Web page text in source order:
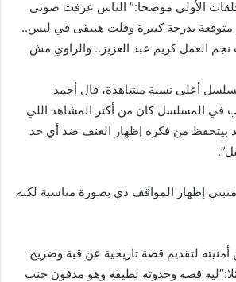
الأولى موضحا:” الناس عرفت صوتي
بدرجة كبيرة وقلت هيبقى في لبس..
العمل كريم عبد العزيز.. والراوي مش
أعلى نسبة مشاهدة، قال أحمد
في المسلسل كان من أكتر المشاهد اللي
بيتحفظ من فكرة إظهار العنف ضد أي حد
إظهار المواقف دي بصورة مناسبة لكنه
لتقديم قصة تاريخية عن قبة وضريح
قصة وحدوتة لطيفة وهو مدفون جنب